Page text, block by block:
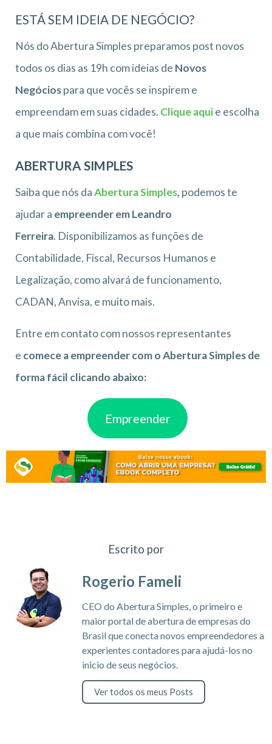
ESTÁ SEM IDEIA DE NEGÓCIO?
Nós do Abertura Simples preparamos post novos
todos os dias as 19h com ideias de Novos
Negóciospara que vocês se inspirem e
empreendam em suas cidades. Clique aquie escolha
a que mais combina com você!
ABERTURA SIMPLES
Saiba que nós daAbertura Simples, podemos te
ajudar a empreender em Leandro
Ferreira. Disponibilizamos as funções de
Contabilidade, Fiscal, Recursos Humanos e
Legalização, como alvará de funcionamento,
CADAN, Anvisa, e muito mais.
Entre em contato com nossos representantes
e comece a empreender com o Abertura Simples de
forma fácil clicando abaixo:
Empreender
Escrito por
Rogerio Fameli
CEO do Abertura Simples, o primeiro e
maior portal de abertura de empresas do
Brasil que conecta novos empreendedores a
experientes contadores para ajudá-los no
inicio de seus negócios.
Ver todos os meus Posts